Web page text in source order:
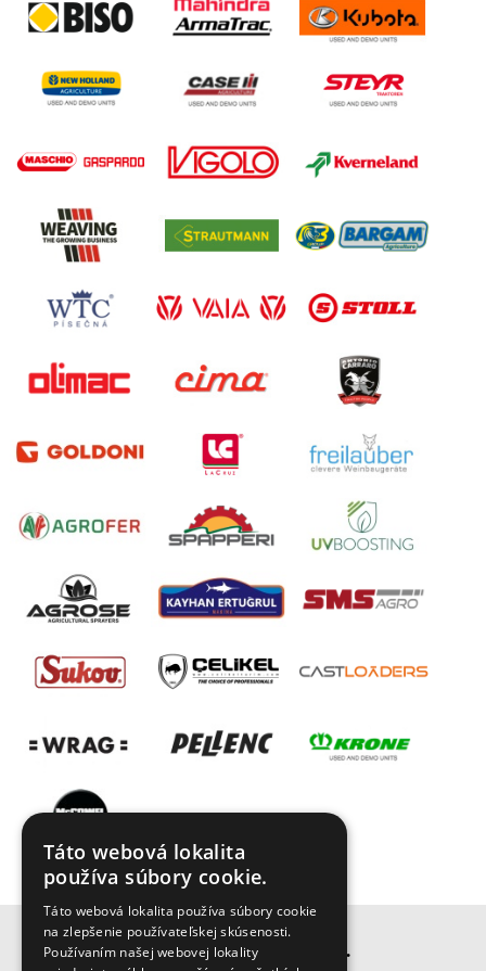
BISO SCHRATTENECKER s.r.o.
Táto webová lokalita
používa súbory cookie.
Táto webová lokalita používa súbory cookie
na zlepšenie používateľskej skúsenosti.
Používaním našej webovej lokality